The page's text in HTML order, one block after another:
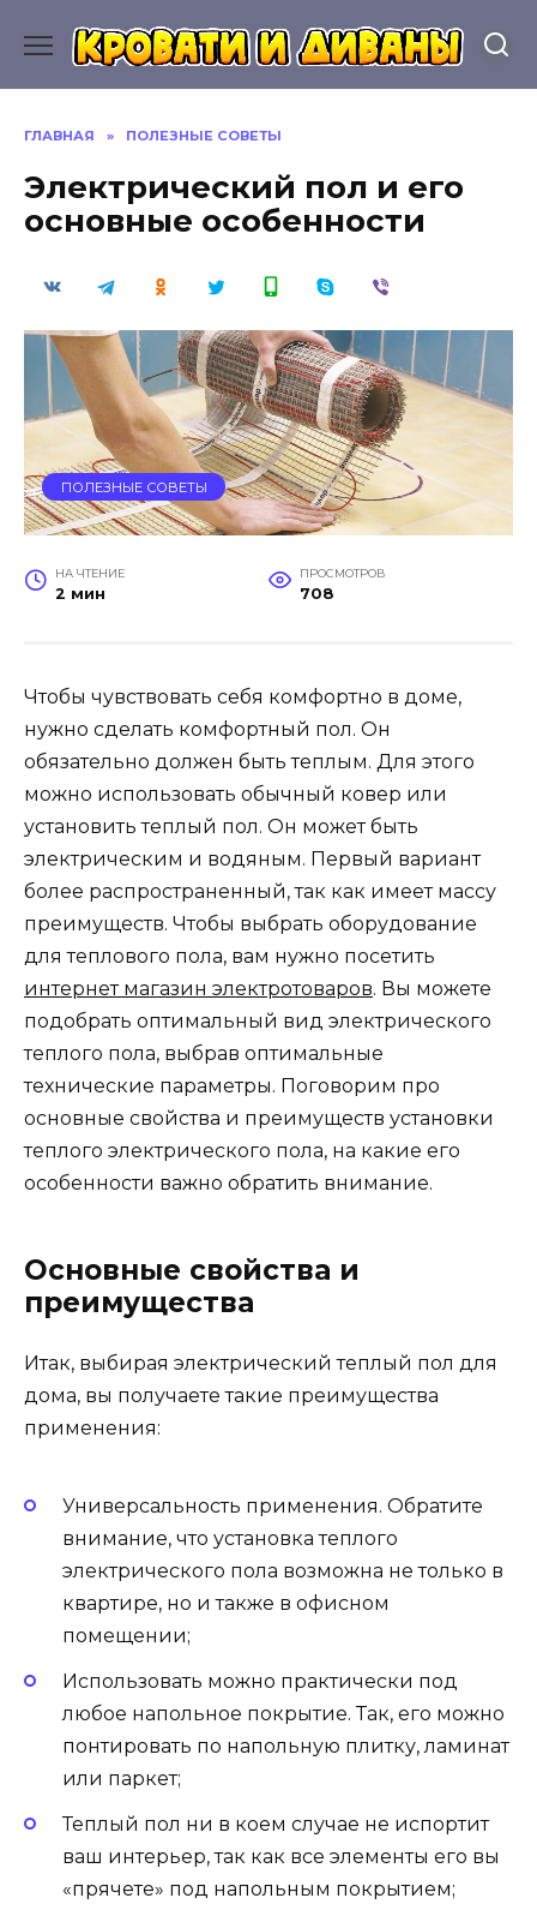
содержанию
ГЛАВНАЯ » ПОЛЕЗНЫЕ СОВЕТЫ
Электрический пол и его
основные особенности
ПОЛЕЗНЫЕ СОВЕТЫ
НА ЧТЕНИЕ
2 мин
ПРОСМОТРОВ
708
Чтобы чувствовать себя комфортно в доме,
нужно сделать комфортный пол. Он
обязательно должен быть теплым. Для этого
можно использовать обычный ковер или
установить теплый пол. Он может быть
электрическим и водяным. Первый вариант
более распространенный, так как имеет массу
преимуществ. Чтобы выбрать оборудование
для теплового пола, вам нужно посетить
интернет магазин электротоваров. Вы можете
подобрать оптимальный вид электрического
теплого пола, выбрав оптимальные
технические параметры. Поговорим про
основные свойства и преимуществ установки
теплого электрического пола, на какие его
особенности важно обратить внимание.
Основные свойства и
преимущества
Итак, выбирая электрический теплый пол для
дома, вы получаете такие преимущества
применения:
Универсальность применения. Обратите
внимание, что установка теплого
электрического пола возможна не только в
квартире, но и также в офисном
помещении;
Использовать можно практически под
любое напольное покрытие. Так, его можно
понтировать по напольную плитку, ламинат
или паркет;
Теплый пол ни в коем случае не испортит
ваш интерьер, так как все элементы его вы
«прячете» под напольным покрытием;